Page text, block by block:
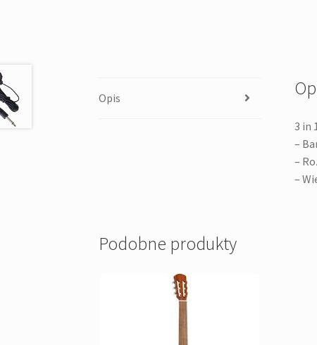
Opis
3 in
–
–
–
Podobne produkty